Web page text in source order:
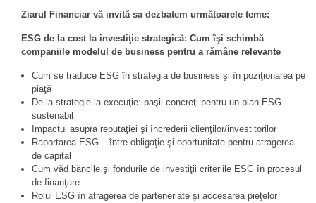
Ziarul Financiar vă invită sa dezbatem următoarele teme:
ESG de la cost la investiţie strategică: Cum îşi schimbă
companiile modelul de business pentru a rămâne relevante
Cum se traduce ESG în strategia de business şi în poziţionarea pe
piaţă
De la strategie la execuţie: paşii concreţi pentru un plan ESG
sustenabil
Impactul asupra reputaţiei şi încrederii clienţilor/investitorilor
Raportarea ESG – între obligaţie şi oportunitate pentru atragerea
de capital
Cum văd băncile şi fondurile de investiţii criteriile ESG în procesul
de finanţare
Rolul ESG în atragerea de parteneriate şi accesarea pieţelor